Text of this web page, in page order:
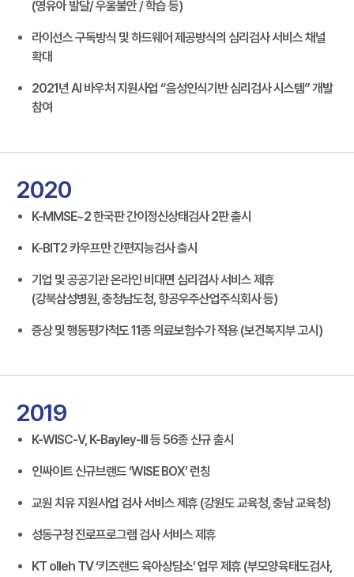
(영유아 발달/ 우울불안 / 학습 등)
라이선스 구독방식 및 하드웨어 제공방식의 심리검사 서비스 채널
확대
2021년 AI 바우처 지원사업 “음성인식기반 심리검사 시스템” 개발
참여
2020
K-MMSE~2 한국판 간이정신상태검사 2판 출시
K-BIT2 카우프만 간편지능검사 출시
기업 및 공공기관 온라인 비대면 심리검사 서비스 제휴
(강북삼성병원, 충청남도청, 항공우주산업주식회사 등)
증상 및 행동평가척도 11종 의료보험수가 적용 (보건복지부 고시)
2019
K-WISC-V, K-Bayley-III 등 56종 신규 출시
인싸이트 신규브랜드 ‘WISE BOX’ 런칭
교원 치유 지원사업 검사 서비스 제휴 (강원도 교육청, 충남 교육청)
성동구청 진로프로그램 검사 서비스 제휴
KT olleh TV ‘키즈랜드 육아상담소’ 업무 제휴 (부모양육태도검사,